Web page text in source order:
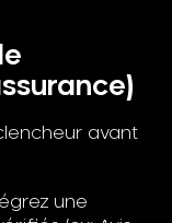
avant
une